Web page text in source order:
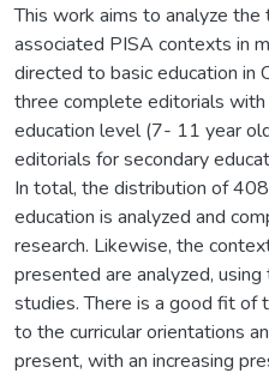
This work aims to analyze
associated PISA contexts in
directed to basic education in
three complete editorials with
education level (7- 11 year
editorials for secondary
In total, the distribution of
education is analyzed and
research. Likewise, the
presented are analyzed,
studies. There is a good fit of
to the curricular orientations
present, with an increasing